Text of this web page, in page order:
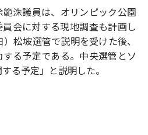
洙議員は、オリンピック公園
会に対する現地調査も計画し
松坡選管で説明を受けた後、
る予定である。中央選管とソ
る予定」と説明した。